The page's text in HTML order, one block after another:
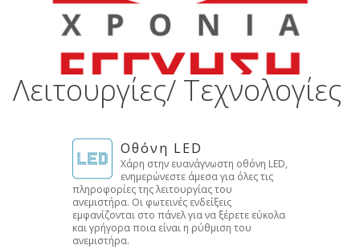
Λειτουργίες/ Τεχνολογίες
Οθόνη LED
Χάρη στην ευανάγνωστη οθόνη LED,
ενημερώνεστε άμεσα για όλες τις
πληροφορίες της λειτουργίας του
ανεμιστήρα. Οι φωτεινές ενδείξεις
εμφανίζονται στο πάνελ για να ξέρετε εύκολα
και γρήγορα ποια είναι η ρύθμιση του
ανεμιστήρα.